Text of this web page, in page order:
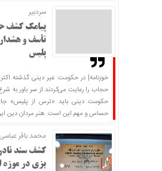
سردبير
پیامک کشف
تأسف و
پلیس
حجاب را رعایت می‌کردند از سر باور به
حکومت دینی باید «ترس از پلیس»
حساس و مهم این است. هنر مردان دین
محمد باقر عباسی
کشف سند
بزی در موزه